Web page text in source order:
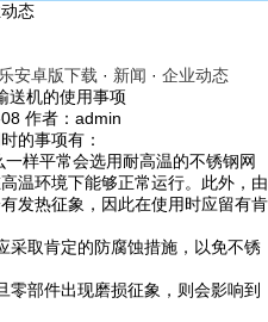
态
安卓版下载 · 新闻 · 企业动态
送机的使用事项
作者：admin
的事项有：
样平常会选用耐高温的不锈钢网
温环境下能够正常运行。此外，由
发热征象，因此在使用时应留有肯
采取肯定的防腐蚀措施，以免不锈
部件出现磨损征象，则会影响到